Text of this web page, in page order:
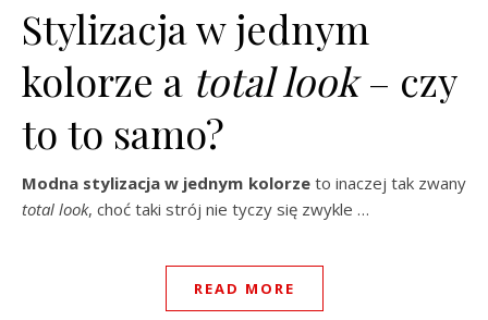
Stylizacja w jednym
kolorze a total look– czy
to to samo?
Modna stylizacja w jednym kolorzeto inaczej tak zwany
total look, choć taki strój nie tyczy się zwykle …
READ MORE